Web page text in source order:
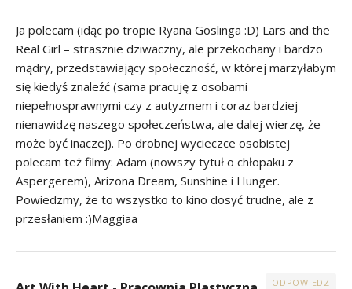
Ja polecam (idąc po tropie Ryana Goslinga :D) Lars and the
Real Girl – strasznie dziwaczny, ale przekochany i bardzo
mądry, przedstawiający społeczność, w której marzyłabym
się kiedyś znaleźć (sama pracuję z osobami
niepełnosprawnymi czy z autyzmem i coraz bardziej
nienawidzę naszego społeczeństwa, ale dalej wierzę, że
może być inaczej). Po drobnej wycieczce osobistej
polecam też filmy: Adam (nowszy tytuł o chłopaku z
Aspergerem), Arizona Dream, Sunshine i Hunger.
Powiedzmy, że to wszystko to kino dosyć trudne, ale z
przesłaniem :)Maggiaa
ODPOWIEDZ